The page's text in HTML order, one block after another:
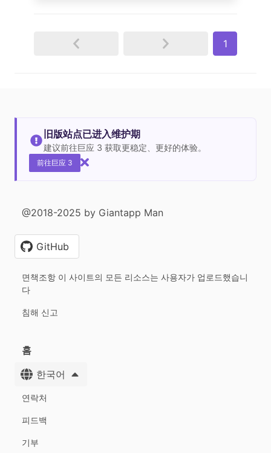
1
旧版站点已进入维护期
建议前往巨应 3 获取更稳定、更好的体验。
前往巨应 3
@2018-2025 by Giantapp Man
GitHub
면책조항 이 사이트의 모든 리소스는 사용자가 업로드했습니
다
침해 신고
홈
한국어
연락처
피드백
기부